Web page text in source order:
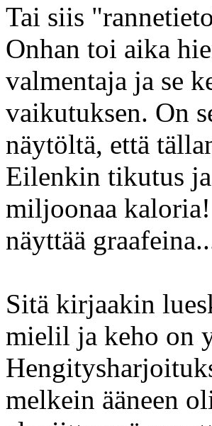
Tai siis
Onhan toi aika
valmentaja ja se
vaikutuksen. On
näytöltä, että
Eilenkin tikutus
miljoonaa
näyttää
Sitä kirjaakin
mielil ja keho on
melkein ääneen